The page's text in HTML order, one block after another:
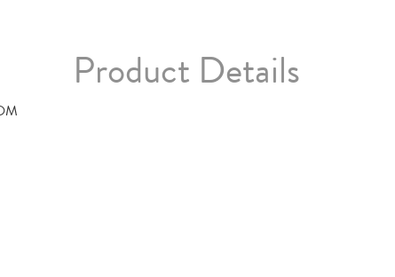
Product Details